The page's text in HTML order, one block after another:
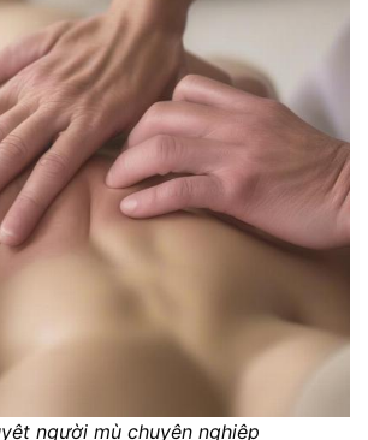
người mù chuyên nghiệp